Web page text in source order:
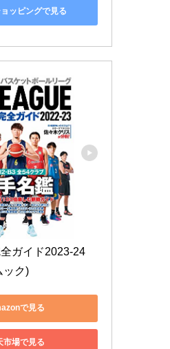
ッピングで見る
ガイド2023-24
ック)
で見る
市場で見る